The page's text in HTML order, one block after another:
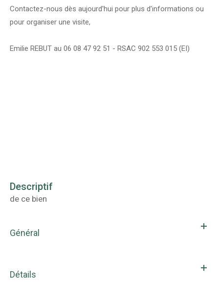
Contactez-nous dès aujourd'hui pour plus d'informations ou
pour organiser une visite,
Emilie REBUT au 06 08 47 92 51 - RSAC 902 553 015 (EI)
descriptif
de ce bien
Général
Détails